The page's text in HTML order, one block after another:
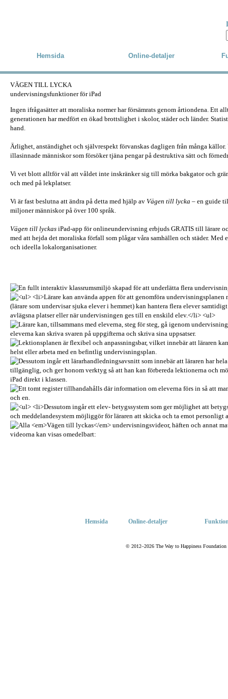
Hemsida Online-detaljer
VÄGEN TILL LYCKA
undervisningsfunktioner för iPad
Ingen ifrågasätter att moraliska normer har försämrats genom årtiondena. Ett
generationen har medfört en ökad brottslighet i skolor, städer och länder.
hand.
Ärlighet, anständighet och självrespekt förvanskas dagligen från många
illasinnade människor som försöker tjäna pengar på destruktiva sätt och
Vi vet blott alltför väl att våldet inte inskränker sig till mörka bakgator och
och med på lekplatser.
Vi är fast beslutna att ändra på detta med hjälp av Vägen till lycka – en guide
miljoner människor på över 100 språk.
Vägen till lyckas iPad-app för onlineundervisning erbjuds GRATIS till lärare
med att hejda det moraliska förfall som plågar våra samhällen och städer.
och ideella lokalorganisationer.
Hemsida Online-detaljer
© 2012–2026 The Way to Happiness